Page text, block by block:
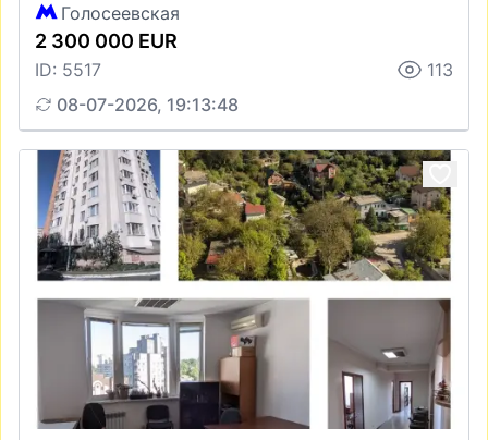
Голосеевская
2 300 000 EUR
ID: 5517
113
08-07-2026, 19:13:48